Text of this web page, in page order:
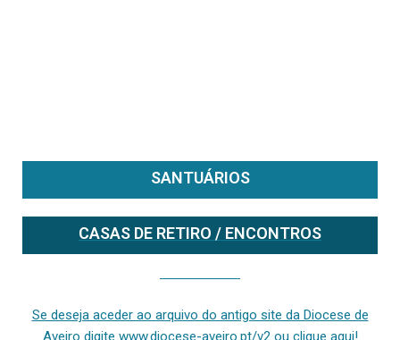
SANTUÁRIOS
CASAS DE RETIRO / ENCONTROS
Se deseja aceder ao arquivo do antigo site da Diocese de
Aveiro digite www.diocese-aveiro.pt/v2 ou clique aqui!